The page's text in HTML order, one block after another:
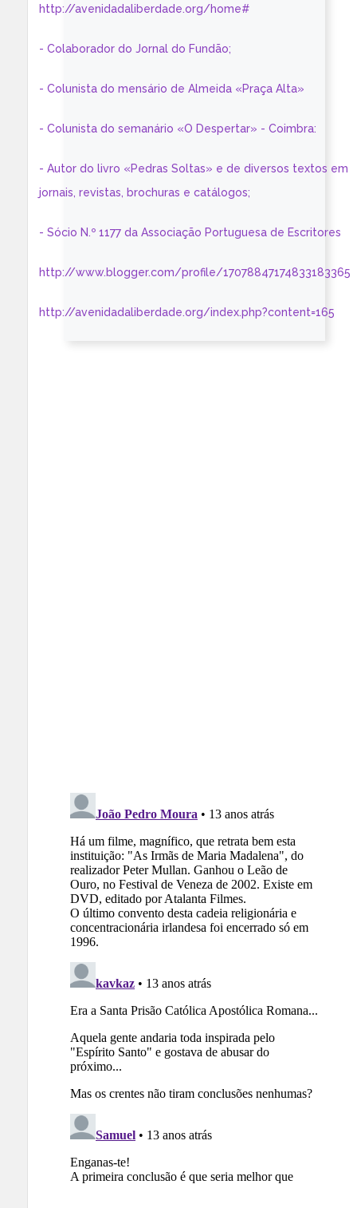
http://avenidadaliberdade.org/home#
- Colaborador do Jornal do Fundão;
- Colunista do mensário de Almeida «Praça Alta»
- Colunista do semanário «O Despertar» - Coimbra:
- Autor do livro «Pedras Soltas» e de diversos textos em
jornais, revistas, brochuras e catálogos;
- Sócio N.º 1177 da Associação Portuguesa de Escritores
http://www.blogger.com/profile/17078847174833183365
http://avenidadaliberdade.org/index.php?content=165